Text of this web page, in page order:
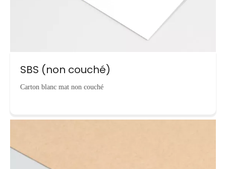
SBS (non couché)
Carton blanc mat non couché